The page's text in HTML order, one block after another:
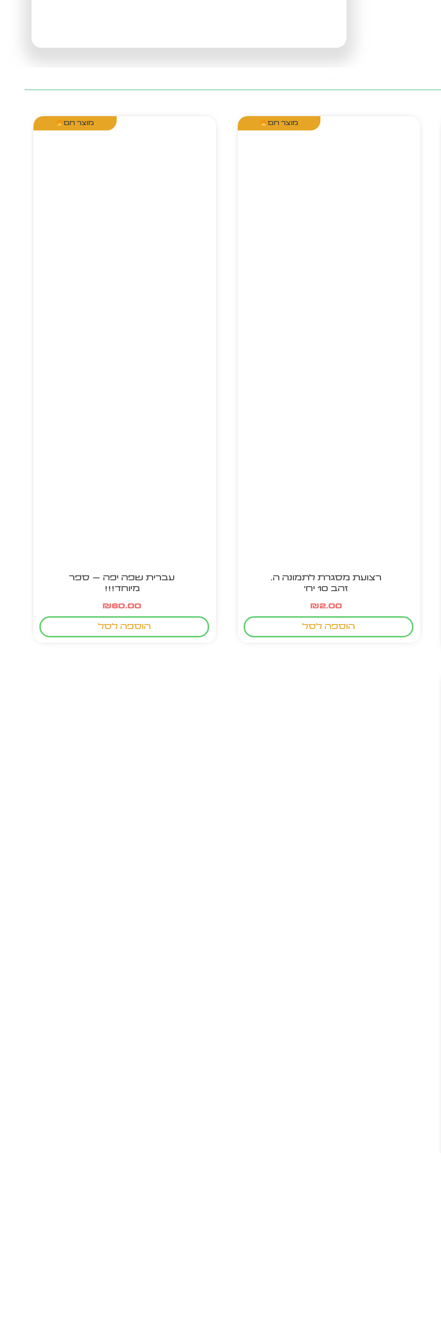
מוצר חם
רצועת מסגרת לתמונה ה.
זהב 10 יח'
₪2.00
הוספה לסל
מוצר חם
עברית שפה יפה – ספר
מיוחד!!!
₪60.00
הוספה לסל